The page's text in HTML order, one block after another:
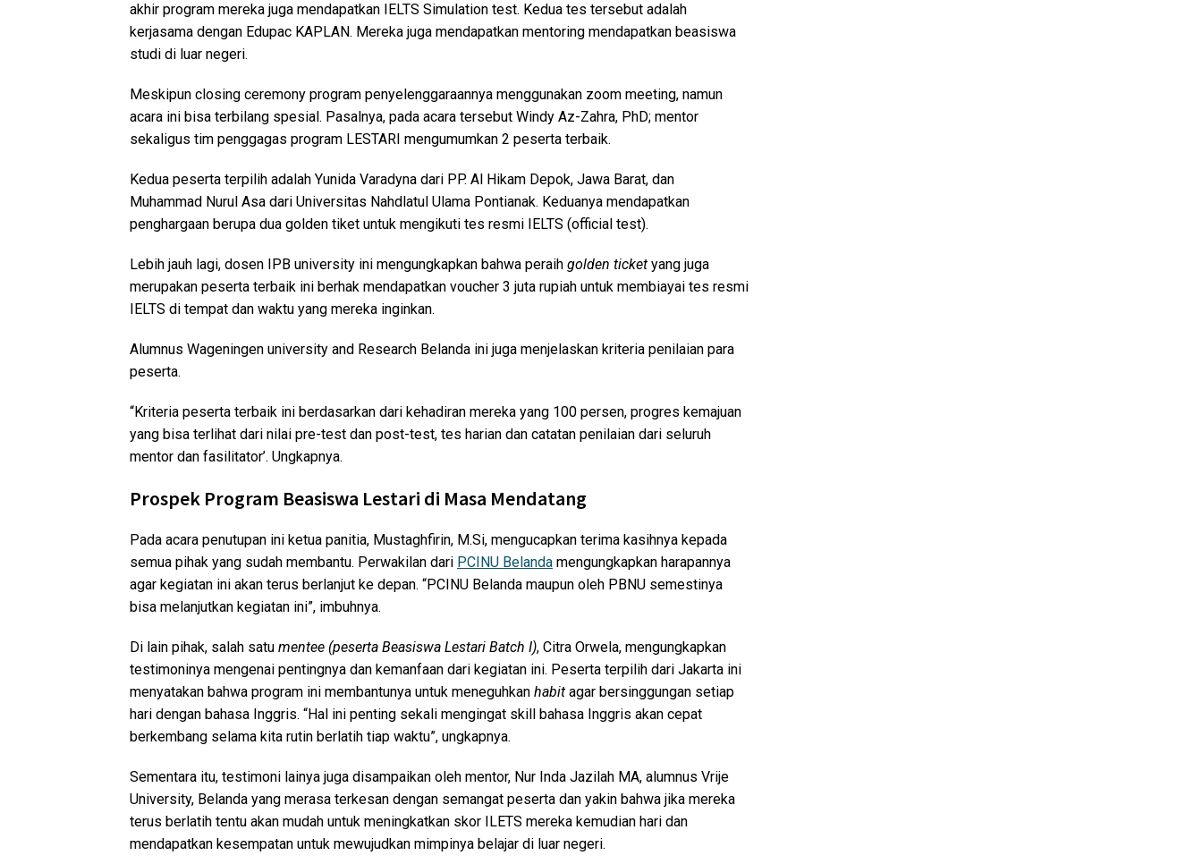
akhir program mereka juga mendapatkan IELTS Simulation test. Kedua tes tersebut adalah
kerjasama dengan Edupac KAPLAN. Mereka juga mendapatkan mentoring mendapatkan beasiswa
studi di luar negeri.
Meskipun closing ceremony program penyelenggaraannya menggunakan zoom meeting, namun
acara ini bisa terbilang spesial. Pasalnya, pada acara tersebut Windy Az-Zahra, PhD; mentor
sekaligus tim penggagas program LESTARI mengumumkan 2 peserta terbaik.
Kedua peserta terpilih adalah Yunida Varadyna dari PP. Al Hikam Depok, Jawa Barat, dan
Muhammad Nurul Asa dari Universitas Nahdlatul Ulama Pontianak. Keduanya mendapatkan
penghargaan berupa dua golden tiket untuk mengikuti tes resmi IELTS (official test).
Lebih jauh lagi, dosen IPB university ini mengungkapkan bahwa peraih golden ticket yang juga
merupakan peserta terbaik ini berhak mendapatkan voucher 3 juta rupiah untuk membiayai tes resmi
IELTS di tempat dan waktu yang mereka inginkan.
Alumnus Wageningen university and Research Belanda ini juga menjelaskan kriteria penilaian para
peserta.
“Kriteria peserta terbaik ini berdasarkan dari kehadiran mereka yang 100 persen, progres kemajuan
yang bisa terlihat dari nilai pre-test dan post-test, tes harian dan catatan penilaian dari seluruh
mentor dan fasilitator’. Ungkapnya.
Prospek Program Beasiswa Lestari di Masa Mendatang
Pada acara penutupan ini ketua panitia, Mustaghfirin, M.Si, mengucapkan terima kasihnya kepada
semua pihak yang sudah membantu. Perwakilan dari PCINU Belanda mengungkapkan harapannya
agar kegiatan ini akan terus berlanjut ke depan. “PCINU Belanda maupun oleh PBNU semestinya
bisa melanjutkan kegiatan ini”, imbuhnya.
Di lain pihak, salah satu mentee (peserta Beasiswa Lestari Batch I), Citra Orwela, mengungkapkan
testimoninya mengenai pentingnya dan kemanfaan dari kegiatan ini. Peserta terpilih dari Jakarta ini
menyatakan bahwa program ini membantunya untuk meneguhkan habit agar bersinggungan setiap
hari dengan bahasa Inggris. “Hal ini penting sekali mengingat skill bahasa Inggris akan cepat
berkembang selama kita rutin berlatih tiap waktu”, ungkapnya.
Sementara itu, testimoni lainya juga disampaikan oleh mentor, Nur Inda Jazilah MA, alumnus Vrije
University, Belanda yang merasa terkesan dengan semangat peserta dan yakin bahwa jika mereka
terus berlatih tentu akan mudah untuk meningkatkan skor ILETS mereka kemudian hari dan
mendapatkan kesempatan untuk mewujudkan mimpinya belajar di luar negeri.